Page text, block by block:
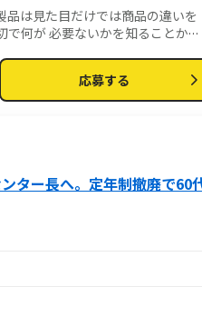
品は見た目だけでは商品の違いを
何が 必要ないかを知ることから
応募する
ター長へ。定年制撤廃で60